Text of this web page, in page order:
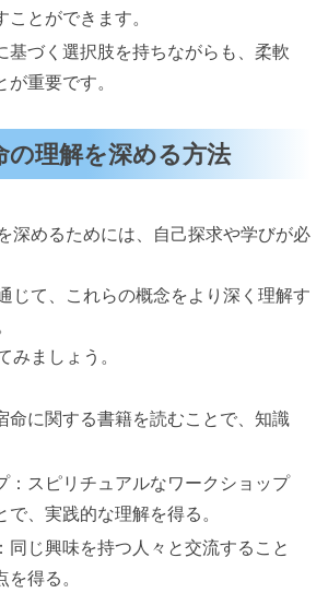
とができます。
基づく選択肢を持ちながらも、柔軟
重要です。
の理解を深める方法
深めるためには、自己探求や学びが必
じて、これらの概念をより深く理解す
みましょう。
命に関する書籍を読むことで、知識
：スピリチュアルなワークショップ
で、実践的な理解を得る。
同じ興味を持つ人々と交流すること
得る。